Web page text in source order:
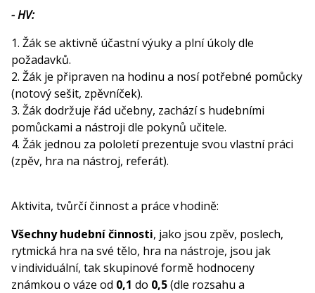
- HV:
1. Žák se aktivně účastní výuky a plní úkoly dle
požadavků.
2. Žák je připraven na hodinu a nosí potřebné pomůcky
(notový sešit, zpěvníček).
3. Žák dodržuje řád učebny, zachází s hudebními
pomůckami a nástroji dle pokynů učitele.
4. Žák jednou za pololetí prezentuje svou vlastní práci
(zpěv, hra na nástroj, referát).
Aktivita, tvůrčí činnost a práce v hodině:
Všechny hudební činnosti, jako jsou zpěv, poslech,
rytmická hra na své tělo, hra na nástroje, jsou jak
v individuální, tak skupinové formě hodnoceny
známkou o váze od 0,1 do 0,5(dle rozsahu a